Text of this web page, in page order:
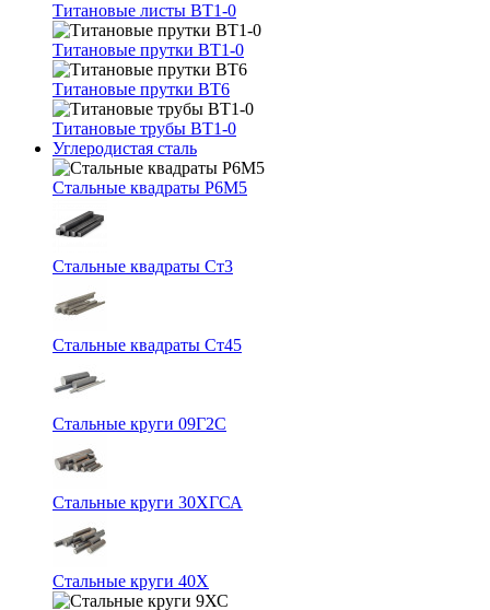
Титановые листы ВТ1-0
Титановые прутки ВТ1-0
Титановые прутки ВТ6
Титановые трубы ВТ1-0
Углеродистая сталь
Стальные квадраты Р6М5
Стальные квадраты Ст3
Стальные квадраты Ст45
Стальные круги 09Г2С
Стальные круги 30ХГСА
Стальные круги 40Х